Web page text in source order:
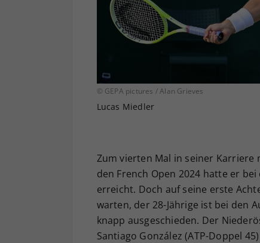
© GEPA pictures / Alan Grieves
Lucas Miedler
Zum vierten Mal in seiner Karriere
den French Open 2024 hatte er
erreicht. Doch auf seine erste
warten, der 28-Jährige ist bei den
knapp ausgeschieden. Der
Santiago González (ATP-Doppel